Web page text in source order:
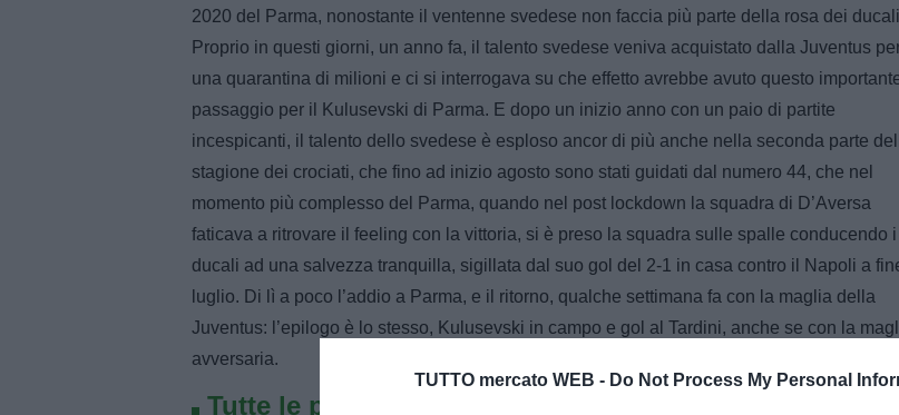
TUTTO mercato WEB - Do Not Process My Personal
2020 del Parma, nonostante il ventenne svedese non faccia più parte della rosa dei
Proprio in questi giorni, un anno fa, il talento svedese veniva acquistato dalla Juventus
una quarantina di milioni e ci si interrogava su che effetto avrebbe avuto questo
passaggio per il Kulusevski di Parma. E dopo un inizio anno con un paio di partite
incespicanti, il talento dello svedese è esploso ancor di più anche nella seconda parte
stagione dei crociati, che fino ad inizio agosto sono stati guidati dal numero 44, che nel
momento più complesso del Parma, quando nel post lockdown la squadra di D’Aversa
faticava a ritrovare il feeling con la vittoria, si è preso la squadra sulle spalle conducendo i
ducali ad una salvezza tranquilla, sigillata dal suo gol del 2-1 in casa contro il Napoli a
luglio. Di lì a poco l’addio a Parma, e il ritorno, qualche settimana fa con la maglia della
Juventus: l’epilogo è lo stesso, Kulusevski in campo e gol al Tardini, anche se con la
avversaria.
Tutte le partite di Serie A della tua squadra. Attiva